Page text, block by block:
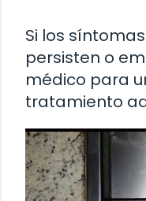
Si los
persisten o
médico para
tratamiento